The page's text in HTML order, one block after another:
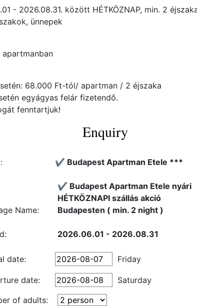
- 2026.08.31. között HÉTKÖZNAP, min. 2
ünnepek
68.000 Ft-tól/ apartman / 2 éjszaka
egyágyas felár fizetendő.
fenntartjuk!
Enquiry
✔️ Budapest Apartman Etele ***
Name:
✔️ Budapest Apartman Etele nyári
HÉTKÖZNAPI szállás akció
Budapesten ( min. 2 night )
2026.06.01 - 2026.08.31
date: Friday
date:
Saturday
of adults: